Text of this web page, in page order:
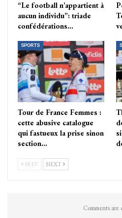
“Le football n’appartient à
aucun individu”: triade
confédérations…
SPORTS
Tour de France Femmes :
cette abusive catalogue
qui fastueux la prise sinon
section…
PREV NEXT
Comments are